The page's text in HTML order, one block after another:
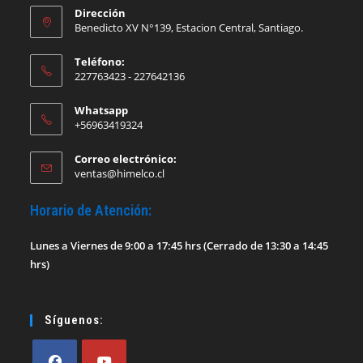
Dirección
Benedicto XV N°139, Estacion Central, Santiago.
Teléfono:
227763423 - 227642136
Whatsapp
+56963419324
Correo electrónico:
ventas@himelco.clSe
Horario de Atención:
Lunes a Viernes de 9:00 a 17:45 hrs (Cerrado de 13:30 a 14:45
hrs)
Síguenos: